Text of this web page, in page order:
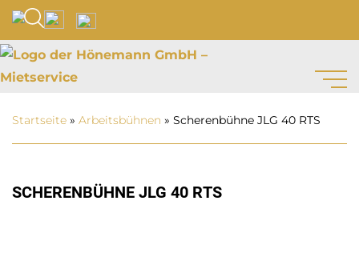
Startseite » Arbeits­bühnen » Scherenbühne JLG 40 RTS
SCHERENBÜHNE JLG 40 RTS